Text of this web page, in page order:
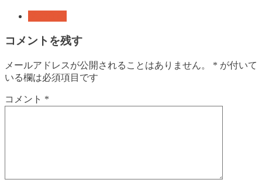
コメントを残す
メールアドレスが公開されることはありません。 * が付いて
いる欄は必須項目です
コメント *